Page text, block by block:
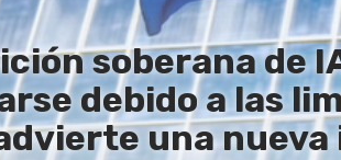
soberana de
debido a las
una